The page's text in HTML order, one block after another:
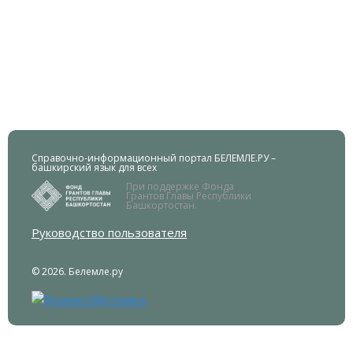
Справочно-информационный портал БЕЛЕМЛЕ.РУ –
башкирский язык для всех
При поддержке Фонда
Грантов Главы Республики
Башкортостан.
Руководство пользователя
© 2026. Белемле.ру